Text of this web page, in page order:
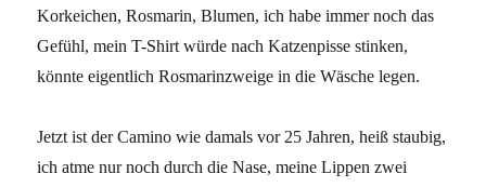
Korkeichen, Rosmarin, Blumen, ich habe immer noch das
Gefühl, mein T-Shirt würde nach Katzenpisse stinken,
könnte eigentlich Rosmarinzweige in die Wäsche legen.
Jetzt ist der Camino wie damals vor 25 Jahren, heiß staubig,
ich atme nur noch durch die Nase, meine Lippen zwei